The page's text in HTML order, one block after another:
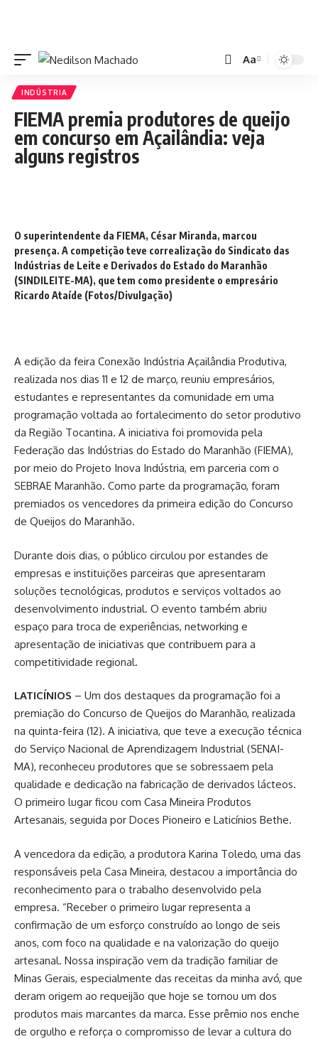
Aa
INDÚSTRIA
FIEMA premia produtores de queijo
em concurso em Açailândia: veja
alguns registros
O superintendente da FIEMA, César Miranda, marcou
presença. A competição teve correalização do Sindicato das
Indústrias de Leite e Derivados do Estado do Maranhão
(SINDILEITE-MA), que tem como presidente o empresário
Ricardo Ataíde (Fotos/Divulgação)
A edição da feira Conexão Indústria Açailândia Produtiva,
realizada nos dias 11 e 12 de março, reuniu empresários,
estudantes e representantes da comunidade em uma
programação voltada ao fortalecimento do setor produtivo
da Região Tocantina. A iniciativa foi promovida pela
Federação das Indústrias do Estado do Maranhão (FIEMA),
por meio do Projeto Inova Indústria, em parceria com o
SEBRAE Maranhão. Como parte da programação, foram
premiados os vencedores da primeira edição do Concurso
de Queijos do Maranhão.
Durante dois dias, o público circulou por estandes de
empresas e instituições parceiras que apresentaram
soluções tecnológicas, produtos e serviços voltados ao
desenvolvimento industrial. O evento também abriu
espaço para troca de experiências, networking e
apresentação de iniciativas que contribuem para a
competitividade regional.
LATICÍNIOS – Um dos destaques da programação foi a
premiação do Concurso de Queijos do Maranhão, realizada
na quinta-feira (12). A iniciativa, que teve a execução técnica
do Serviço Nacional de Aprendizagem Industrial (SENAI-
MA), reconheceu produtores que se sobressaem pela
qualidade e dedicação na fabricação de derivados lácteos.
O primeiro lugar ficou com Casa Mineira Produtos
Artesanais, seguida por Doces Pioneiro e Laticínios Bethe.
A vencedora da edição, a produtora Karina Toledo, uma das
responsáveis pela Casa Mineira, destacou a importância do
reconhecimento para o trabalho desenvolvido pela
empresa. “Receber o primeiro lugar representa a
confirmação de um esforço construído ao longo de seis
anos, com foco na qualidade e na valorização do queijo
artesanal. Nossa inspiração vem da tradição familiar de
Minas Gerais, especialmente das receitas da minha avó, que
deram origem ao requeijão que hoje se tornou um dos
produtos mais marcantes da marca. Esse prêmio nos enche
de orgulho e reforça o compromisso de levar a cultura do